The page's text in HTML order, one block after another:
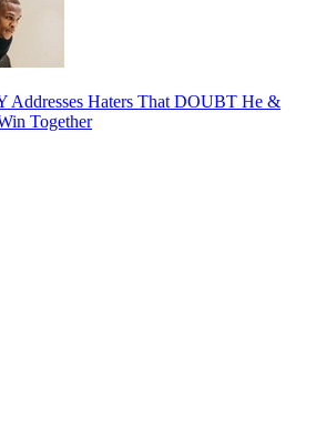
Addresses Haters That DOUBT He &
Together